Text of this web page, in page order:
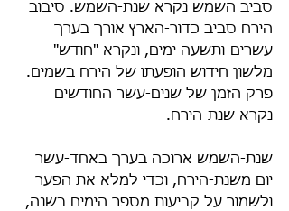
סביב השמש נקרא שנת-השמש. סיבוב
הירח סביב כדור-הארץ אורך בערך
עשרים-ותשעה ימים, ונקרא "חודש"
מלשון חידוש הופעתו של הירח בשמים.
פרק הזמן של שנים-עשר החודשים
נקרא שנת-הירח.
שנת-השמש ארוכה בערך באחד-עשר
יום משנת-הירח, וכדי למלא את הפער
ולשמור על קביעות מספר הימים בשנה,